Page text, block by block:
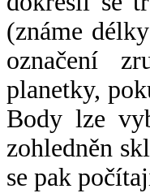
(známe
označení
planetky,
Body lze
zohledněn
se pak